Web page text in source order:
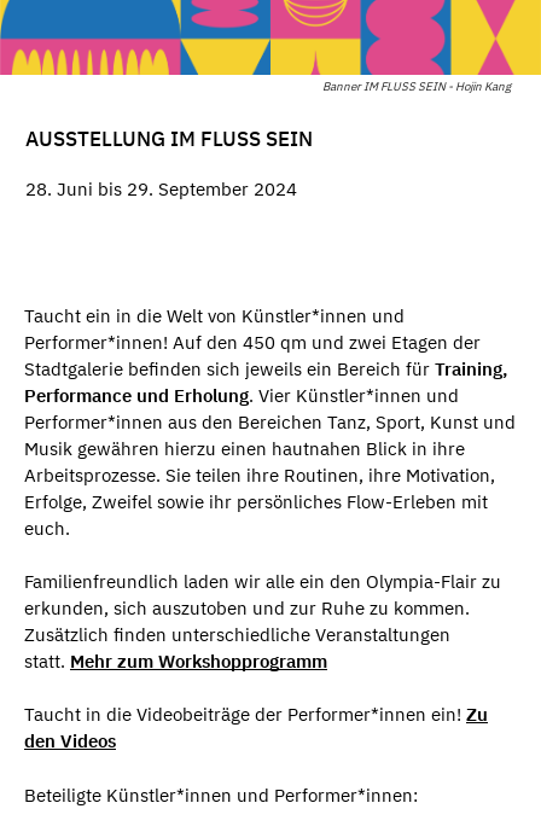
Banner IM FLUSS SEIN - Hojin Kang
AUSSTELLUNG IM FLUSS SEIN
28. Juni bis 29. September 2024
Taucht ein in die Welt von Künstler*innen und
Performer*innen! Auf den 450 qm und zwei Etagen der
Stadtgalerie befinden sich jeweils ein Bereich für Training,
Performance und Erholung. Vier Künstler*innen und
Performer*innen aus den Bereichen Tanz, Sport, Kunst und
Musik gewähren hierzu einen hautnahen Blick in ihre
Arbeitsprozesse. Sie teilen ihre Routinen, ihre Motivation,
Erfolge, Zweifel sowie ihr persönliches Flow-Erleben mit
euch.
Familienfreundlich laden wir alle ein den Olympia-Flair zu
erkunden, sich auszutoben und zur Ruhe zu kommen.
Zusätzlich finden unterschiedliche Veranstaltungen
statt. Mehr zum Workshopprogramm
Taucht in die Videobeiträge der Performer*innen ein! Zu
den Videos
Beteiligte Künstler*innen und Performer*innen: